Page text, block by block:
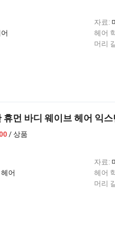
자료:
헤어
머리
휴먼 바디 웨이브 헤어 익
/ 상품
자료:
어 헤어
머리